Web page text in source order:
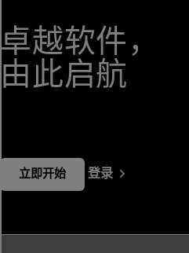
卓越软件，
由此启航
立即开始 登录